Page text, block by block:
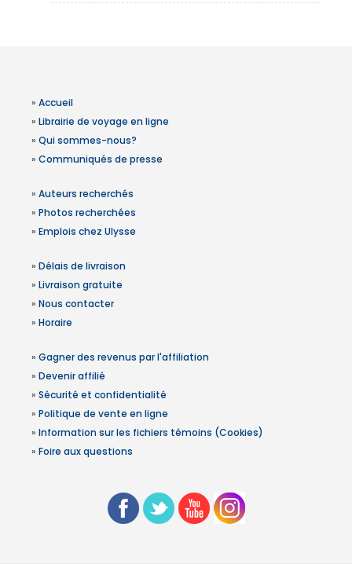
» Accueil
» Librairie de voyage en ligne
» Qui sommes-nous?
» Communiqués de presse
» Auteurs recherchés
» Photos recherchées
» Emplois chez Ulysse
» Délais de livraison
» Livraison gratuite
» Nous contacter
» Horaire
» Gagner des revenus par l'affiliation
» Devenir affilié
» Sécurité et confidentialité
» Politique de vente en ligne
» Information sur les fichiers témoins (Cookies)
» Foire aux questions